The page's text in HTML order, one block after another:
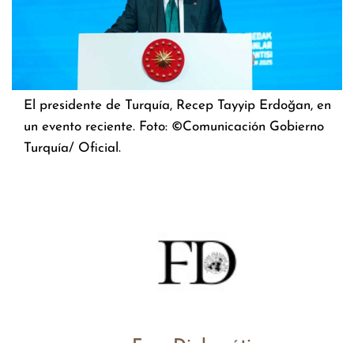
El presidente de Turquía, Recep Tayyip Erdoğan, en
un evento reciente. Foto: ©Comunicación Gobierno
Turquía/ Oficial.